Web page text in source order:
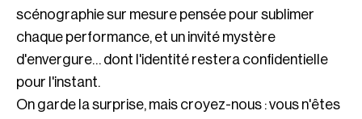
scénographie sur mesure pensée pour sublimer
chaque performance, et un invité mystère
d'envergure… dont l'identité restera confidentielle
pour l'instant.
On garde la surprise, mais croyez-nous : vous n'êtes